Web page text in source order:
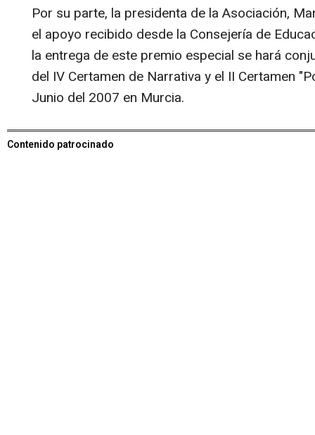
Por su parte, la presidenta de la Asociación,
el apoyo recibido desde la Consejería de
la entrega de este premio especial se hará
del IV Certamen de Narrativa y el II Certamen
Junio del 2007 en Murcia.
Contenido patrocinado